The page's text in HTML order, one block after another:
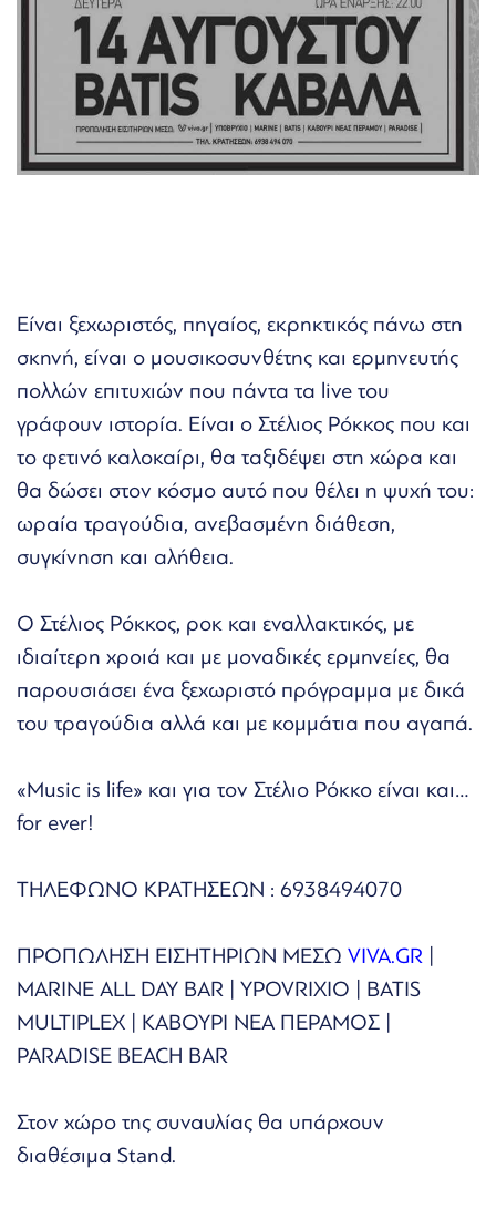
Είναι ξεχωριστός, πηγαίος, εκρηκτικός πάνω στη
σκηνή, είναι ο μουσικοσυνθέτης και ερμηνευτής
πολλών επιτυχιών που πάντα τα live του
γράφουν ιστορία. Είναι ο Στέλιος Ρόκκος που και
το φετινό καλοκαίρι, θα ταξιδέψει στη χώρα και
θα δώσει στον κόσμο αυτό που θέλει η ψυχή του:
ωραία τραγούδια, ανεβασμένη διάθεση,
συγκίνηση και αλήθεια.
Ο Στέλιος Ρόκκος, ροκ και εναλλακτικός, με
ιδιαίτερη χροιά και με μοναδικές ερμηνείες, θα
παρουσιάσει ένα ξεχωριστό πρόγραμμα με δικά
του τραγούδια αλλά και με κομμάτια που αγαπά.
«Music is life» και για τον Στέλιο Ρόκκο είναι και…
for ever!
ΤΗΛΕΦΩΝΟ ΚΡΑΤΗΣΕΩΝ : 6938494070
ΠΡΟΠΩΛΗΣΗ ΕΙΣΗΤΗΡΙΩΝ ΜΕΣΩ VIVA.GR
MARINE ALL DAY BAR | YPOVRIXIO | BATIS
MULTIPLEX | ΚΑΒΟΥΡΙ ΝΕΑ ΠΕΡΑΜΟΣ |
PARADISE BEACH BAR
Στον χώρο της συναυλίας θα υπάρχουν
διαθέσιμα Stand.